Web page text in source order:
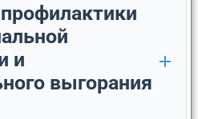
и
выгорания